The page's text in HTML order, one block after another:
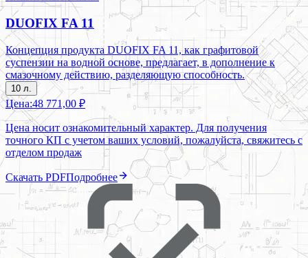
DUOFIX FA 11
Концепция продукта DUOFIX FA 11, как графитовой
суспензии на водной основе, предлагает, в дополнение к
смазочному действию, разделяющую способность.
10 л.
Цена:48 771,00 ₽
Цена носит ознакомительный характер. Для получения
точного КП с учетом ваших условий, пожалуйста, свяжитесь с
отделом продаж
Скачать PDFПодробнее